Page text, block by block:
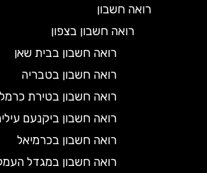
רואה חשבון
רואה חשבון בצפון
רואה חשבון בבית שאן
רואה חשבון בטבריה
רואה חשבון בטירת כרמל
רואה חשבון ביקנעם עילית
רואה חשבון בכרמיאל
רואה חשבון במגדל העמק